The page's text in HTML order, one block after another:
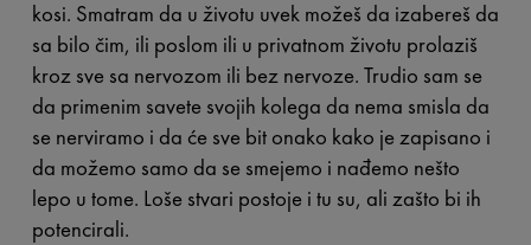
kosi. Smatram da u životu uvek možeš da izabereš da
sa bilo čim, ili poslom ili u privatnom životu prolaziš
kroz sve sa nervozom ili bez nervoze. Trudio sam se
da primenim savete svojih kolega da nema smisla da
se nerviramo i da će sve bit onako kako je zapisano i
da možemo samo da se smejemo i nađemo nešto
lepo u tome. Loše stvari postoje i tu su, ali zašto bi ih
potencirali.